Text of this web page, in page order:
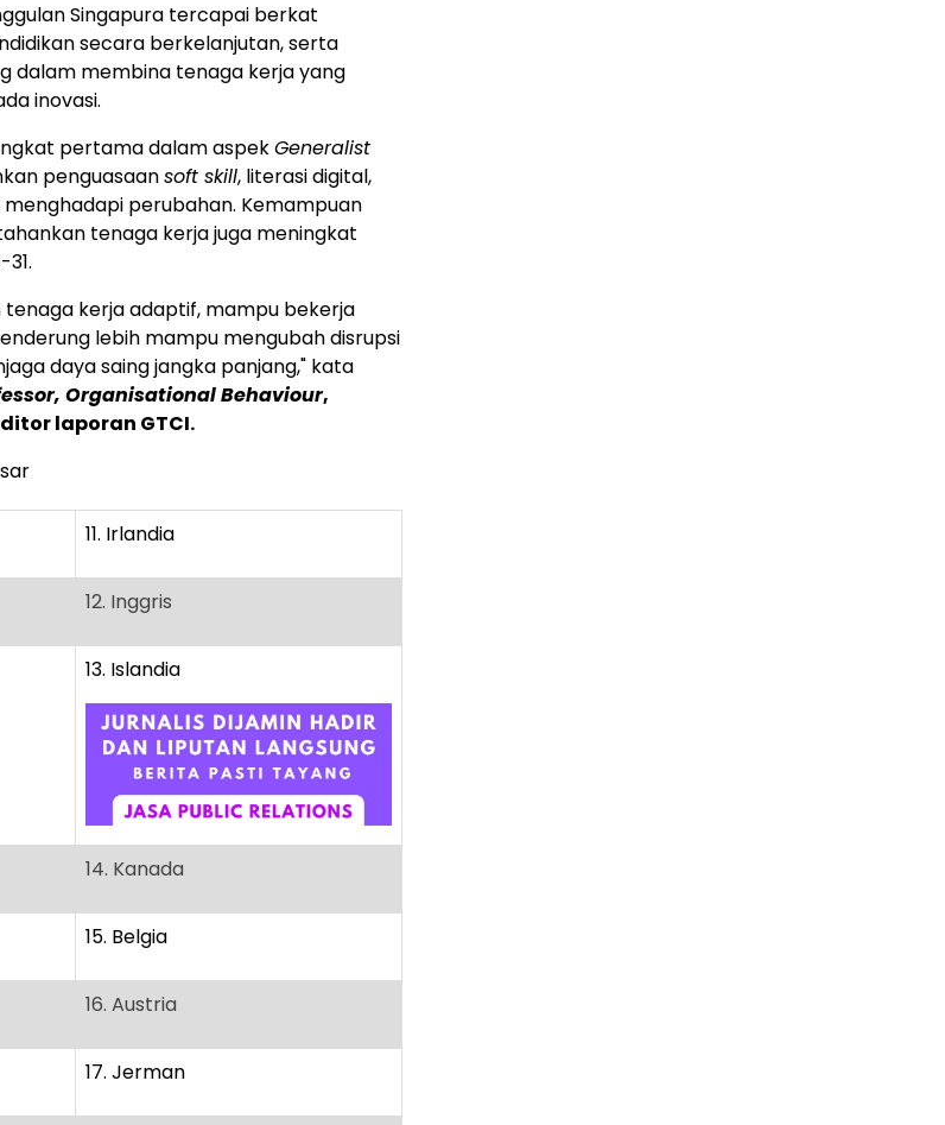
Singapura tercapai berkat
secara berkelanjutan, serta
dalam membina tenaga kerja yang
inovasi.
pertama dalam aspekGeneralist
penguasaansoft skill, literasi digital,
perubahan. Kemampuan
tenaga kerja juga meningkat
kerja adaptif, mampu bekerja
lebih mampu mengubah disrupsi
daya saing jangka panjang," kata
Organisational Behaviour,
laporan GTCI.
11. Irlandia
12. Inggris
13. Islandia
14. Kanada
15. Belgia
16. Austria
17. Jerman